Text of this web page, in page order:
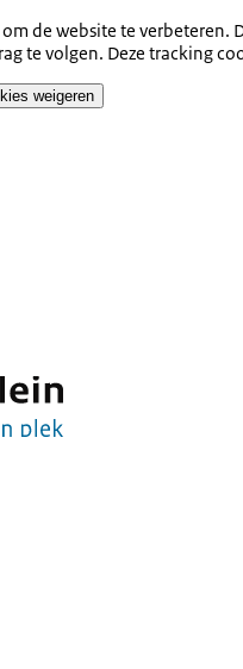
de website te verbeteren.
te volgen. Deze tracking
weigeren